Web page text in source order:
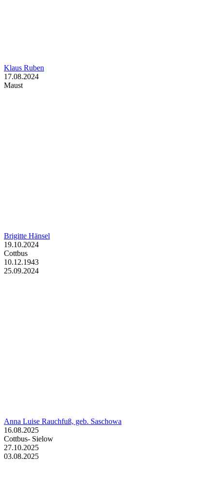
Klaus Ruben
17.08.2024
Maust
Brigitte Hänsel
19.10.2024
Cottbus
10.12.1943
25.09.2024
Anna Luise Rauchfuß, geb. Saschowa
16.08.2025
Cottbus- Sielow
27.10.2025
03.08.2025